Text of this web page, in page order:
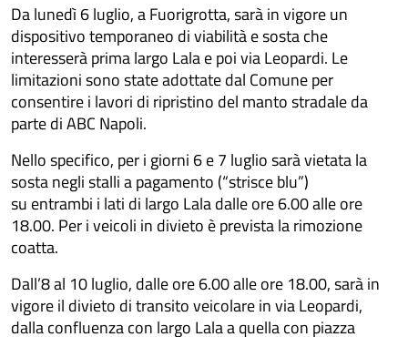
Da lunedì 6 luglio, a Fuorigrotta, sarà in vigore un
dispositivo temporaneo di viabilità e sosta che
interesserà prima largo Lala e poi via Leopardi. Le
limitazioni sono state adottate dal Comune per
consentire i lavori di ripristino del manto stradale da
parte di ABC Napoli.
Nello specifico, per i giorni 6 e 7 luglio sarà vietata la
sosta negli stalli a pagamento (“strisce blu”)
su entrambi i lati di largo Lala dalle ore 6.00 alle ore
18.00. Per i veicoli in divieto è prevista la rimozione
coatta.
Dall’8 al 10 luglio, dalle ore 6.00 alle ore 18.00, sarà in
vigore il divieto di transito veicolare in via Leopardi,
dalla confluenza con largo Lala a quella con piazza